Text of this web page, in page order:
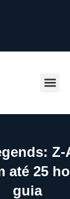
Z-
até 25
guia